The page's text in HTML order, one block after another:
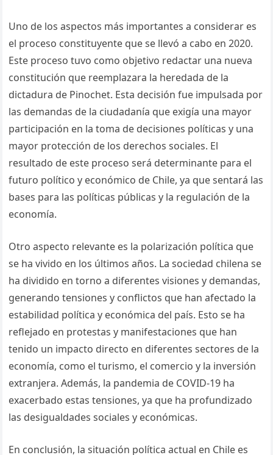
Uno de los aspectos más importantes a considerar es
el proceso constituyente que se llevó a cabo en 2020.
Este proceso tuvo como objetivo redactar una nueva
constitución que reemplazara la heredada de la
dictadura de Pinochet. Esta decisión fue impulsada por
las demandas de la ciudadanía que exigía una mayor
participación en la toma de decisiones políticas y una
mayor protección de los derechos sociales. El
resultado de este proceso será determinante para el
futuro político y económico de Chile, ya que sentará las
bases para las políticas públicas y la regulación de la
economía.
Otro aspecto relevante es la polarización política que
se ha vivido en los últimos años. La sociedad chilena se
ha dividido en torno a diferentes visiones y demandas,
generando tensiones y conflictos que han afectado la
estabilidad política y económica del país. Esto se ha
reflejado en protestas y manifestaciones que han
tenido un impacto directo en diferentes sectores de la
economía, como el turismo, el comercio y la inversión
extranjera. Además, la pandemia de COVID-19 ha
exacerbado estas tensiones, ya que ha profundizado
las desigualdades sociales y económicas.
En conclusión, la situación política actual en Chile es